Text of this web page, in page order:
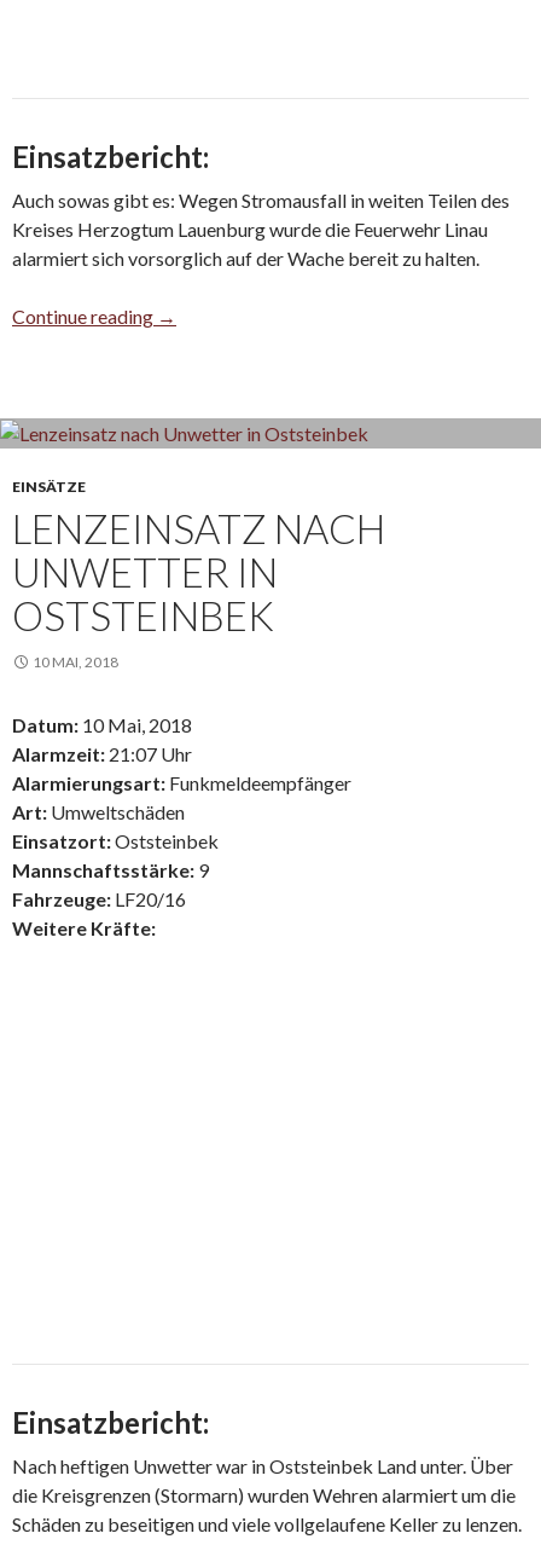
Einsatzbericht:
Auch sowas gibt es: Wegen Stromausfall in weiten Teilen des
Kreises Herzogtum Lauenburg wurde die Feuerwehr Linau
alarmiert sich vorsorglich auf der Wache bereit zu halten.
Continue reading Wachbesetzung wegen Stromausfall
→
EINSÄTZE
LENZEINSATZ NACH
UNWETTER IN
OSTSTEINBEK
10 MAI, 2018
Datum: 10 Mai, 2018
Alarmzeit: 21:07 Uhr
Alarmierungsart: Funkmeldeempfänger
Art: Umweltschäden
Einsatzort:Oststeinbek
Mannschaftsstärke: 9
Fahrzeuge: LF20/16
Weitere Kräfte:
Einsatzbericht:
Nach heftigen Unwetter war in Oststeinbek Land unter. Über
die Kreisgrenzen (Stormarn) wurden Wehren alarmiert um die
Schäden zu beseitigen und viele vollgelaufene Keller zu lenzen.